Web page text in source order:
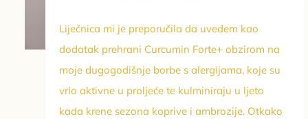
Liječnica mi je preporučila da uvedem kao
dodatak prehrani Curcumin Forte+ obzirom na
moje dugogodišnje borbe s alergijama, koje su
vrlo aktivne u proljeće te kulminiraju u ljeto
kada krene sezona koprive i ambrozije. Otkako